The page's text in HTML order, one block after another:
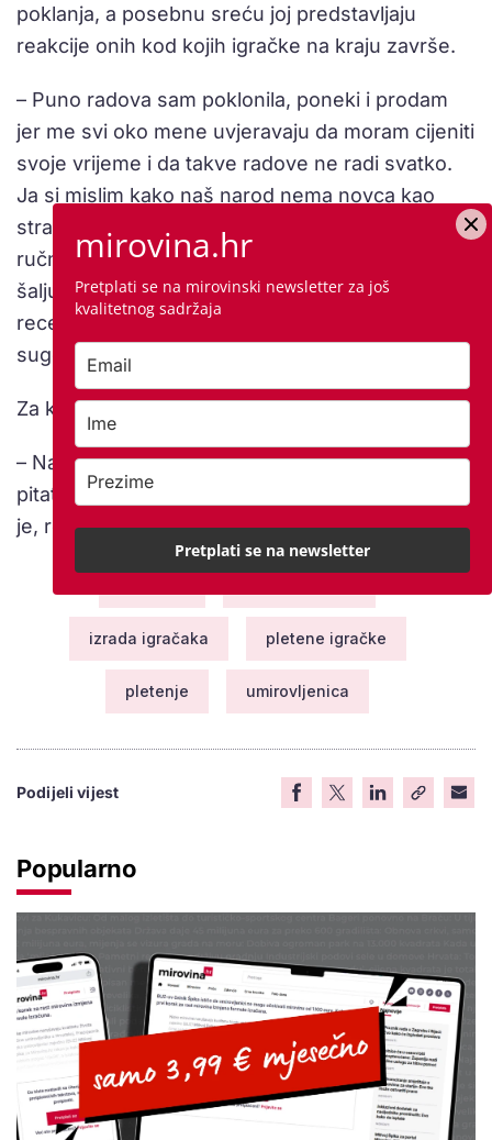
poklanja, a posebnu sreću joj predstavljaju
reakcije onih kod kojih igračke na kraju završe.
– Puno radova sam poklonila, poneki i prodam
jer me svi oko mene uvjeravaju da moram cijeniti
svoje vrijeme i da takve radove ne radi svatko.
Ja si mislim kako naš narod nema novca kao
stranci koji bez problema odvoje veliku svotu za
ručni rad. Osmijeh na dječjem licu, slike koje mi
šalju sretni vlasnici nove igračke, pozitivne
recenzije – to je sreća, otkrila nam je
sugovornica.
Za kraj smo saznali i koji joj je najdraži predmet.
– Najdraži predmet. Ma to vam je kao da mamu
pitate koje dijete najviše voli, bez obzira koliko ih
je, rekla nam je na kraju.
izrada igračaka pletene igračke
pletenje umirovljenica
Podijeli vijest
Popularno
mirovina.hr
Pretplati se na mirovinski newsletter za još
kvalitetnog sadržaja
Pretplati se na newsletter